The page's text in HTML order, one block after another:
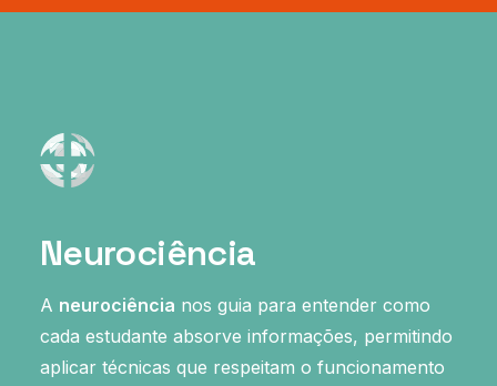
Neurociência
A neurociência nos guia para entender como
cada estudante absorve informações, permitindo
aplicar técnicas que respeitam o funcionamento